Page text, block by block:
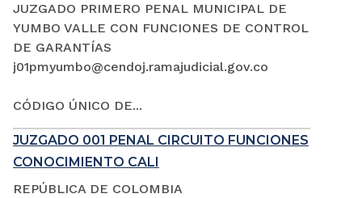
JUZGADO PRIMERO PENAL MUNICIPAL DE
YUMBO VALLE CON FUNCIONES DE CONTROL
DE GARANTÍAS
j01pmyumbo@cendoj.ramajudicial.gov.co
CÓDIGO ÚNICO DE...
JUZGADO 001 PENAL CIRCUITO FUNCIONES
CONOCIMIENTO CALI
REPÚBLICA DE COLOMBIA